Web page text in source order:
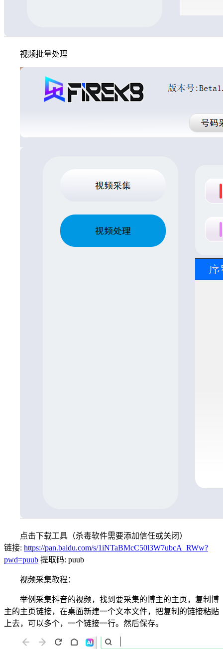
视频批量处理
点击下载工具（杀毒软件需要添加信任或关闭）
链接: https://pan.baidu.com/s/1iNTaBMcC50l3W7ubcA_RWw?
pwd=puub 提取码: puub
视频采集教程：
举例采集抖音的视频，找到要采集的博主的主页，复制博
主的主页链接，在桌面新建一个文本文件，把复制的链接粘贴
上去，可以多个，一个链接一行。然后保存。